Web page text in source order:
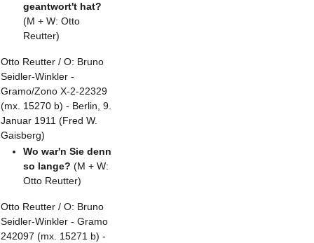
geantwort't hat?
(M + W: Otto
Reutter)
Otto Reutter / O: Bruno
Seidler-Winkler -
Gramo/Zono X-2-22329
(mx. 15270 b) - Berlin, 9.
Januar 1911 (Fred W.
Gaisberg)
Wo war'n Sie denn
so lange? (M + W:
Otto Reutter)
Otto Reutter / O: Bruno
Seidler-Winkler - Gramo
242097 (mx. 15271 b) -